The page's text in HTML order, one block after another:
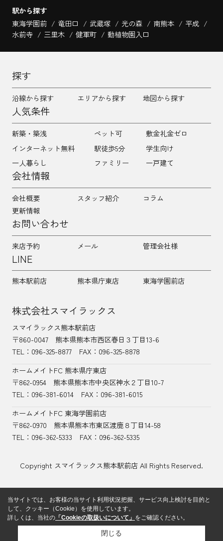
駅から探す
東海学園前
竜田口 武蔵塚 光の森 南熊本
平成
水前寺
三里木 健軍町 動植物園入口
探す
沿線から探す エリアから探す 地図から探す
人気条件
新築・築浅 ペット可
敷金礼金ゼロ
インターネット無料
駅徒歩5分
学生向け
一人暮らし
ファミリー 一戸建て
会社情報
会社概要 スタッフ紹介
コラム
更新情報
お問い合わせ
来店予約 メール 管理会社様
LINE
熊本駅前店 熊本県庁東店 東海学園前店
株式会社スマイラックス
スマイラックス熊本駅前店
〒860-0047
熊本県熊本市西区春日３丁目13-6
TEL： 096-325-8877
FAX：096-325-8878
ホームメイトFC 熊本県庁東店
〒862-0954
熊本県熊本市中央区神水２丁目10-7
TEL：096-381-6014
FAX：096-381-6015
ホームメイトFC 東海学園前店
〒862-0970
熊本県熊本市東区渡鹿８丁目14-58
TEL： 096-362-5333 FAX：096-362-5335
Copyright スマイラックス熊本駅前店 All Rights Reserved.
当サイトでは、お客様の当サイト利用状況把握、サービス向上検討を目的と
して、クッキー（Cookie）を使用しています。
詳しくは、当社の 「Cookieの取扱いについて」 をご確認ください。
閉じる